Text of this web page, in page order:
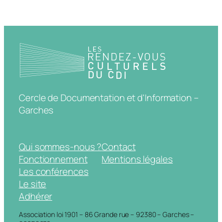
Cercle de Documentation et d'Information –
Garches
Qui sommes-nous ?
Fonctionnement
Les conférences
Le site
Adhérer
Contact
Mentions légales
Association loi 1901 – 86 Grande rue – 92380 – Garches –